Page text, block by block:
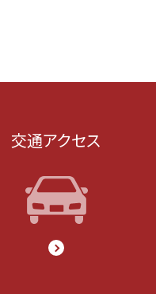
交通アクセス